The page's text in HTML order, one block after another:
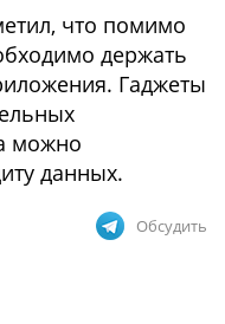
что помимо
держать
Гаджеты
можно
данных.
Обсудить